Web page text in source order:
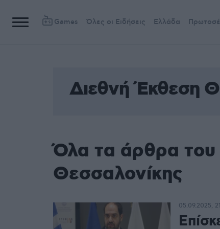
Games Όλες οι Ειδήσεις Ελλάδα
Διεθνή Έκθεση
Όλα τα άρθρα
Θεσσαλονίκης
05.09.2025,